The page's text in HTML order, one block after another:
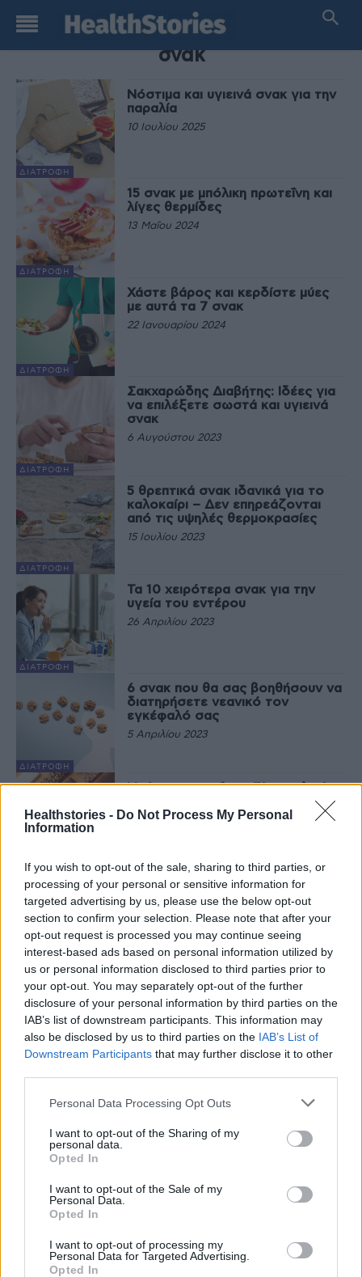
Healthstories - Do Not Process My Personal
Information
If you wish to opt-out of the sale, sharing to third parties, or
processing of your personal or sensitive information for
targeted advertising by us, please use the below opt-out
section to confirm your selection. Please note that after your
opt-out request is processed you may continue seeing
interest-based ads based on personal information utilized by
us or personal information disclosed to third parties prior to
your opt-out. You may separately opt-out of the further
disclosure of your personal information by third parties on the
IAB’s list of downstream participants. This information may
also be disclosed by us to third parties on the IAB’s List of
Downstream Participants that may further disclose it to other
Personal Data Processing Opt Outs
I want to opt-out of the Sharing of my
personal data.
Opted In
I want to opt-out of the Sale of my
Personal Data.
Opted In
I want to opt-out of processing my
Personal Data for Targeted Advertising.
Opted In
TAG
σνακ
ΔΙΑΤΡΟΦΉ
Νόστιμα και υγιεινά σνακ για την
παραλία
10 Ιουλίου 2025
ΔΙΑΤΡΟΦΉ
15 σνακ με μπόλικη πρωτεΐνη και
λίγες θερμίδες
13 Μαΐου 2024
ΔΙΑΤΡΟΦΉ
Χάστε βάρος και κερδίστε μύες
με αυτά τα 7 σνακ
22 Ιανουαρίου 2024
ΔΙΑΤΡΟΦΉ
Σακχαρώδης Διαβήτης: Ιδέες για
να επιλέξετε σωστά και υγιεινά
σνακ
6 Αυγούστου 2023
ΔΙΑΤΡΟΦΉ
5 θρεπτικά σνακ ιδανικά για το
καλοκαίρι – Δεν επηρεάζονται
από τις υψηλές θερμοκρασίες
15 Ιουλίου 2023
ΔΙΑΤΡΟΦΉ
Τα 10 χειρότερα σνακ για την
υγεία του εντέρου
26 Απριλίου 2023
ΔΙΑΤΡΟΦΉ
6 σνακ που θα σας βοηθήσουν να
διατηρήσετε νεανικό τον
εγκέφαλό σας
5 Απριλίου 2023
ΔΙΑΤΡΟΦΉ
Μπάρες πρωτεΐνης: Είναι τελικά
29 Μαρτίου 2023
Τα ιδανικά σνακ για μετά την
προπόνηση
24 Ιουνίου 2022
Τρία ή έξι γεύματα την ημέρα; Τι
απαντά η ειδικός;
8 Μαΐου 2022
2 3
9 πράγματα που δεν πρέπει να
λέτε σε έναν επισκέπτη
27 Φεβρουαρίου 2026